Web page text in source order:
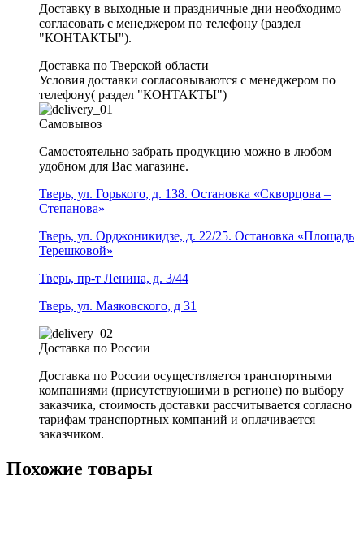
Доставку в выходные и праздничные дни необходимо
согласовать с менеджером по телефону (раздел
"КОНТАКТЫ").
Доставка по Тверской области
Условия доставки согласовываются с менеджером по
телефону( раздел "КОНТАКТЫ")
Самовывоз
Самостоятельно забрать продукцию можно в любом
удобном для Вас магазине.
Тверь, ул. Горького, д. 138. Остановка «Скворцова –
Степанова»
Тверь, ул. Орджоникидзе, д. 22/25. Остановка «Площадь
Терешковой»
Тверь, пр-т Ленина, д. 3/44
Тверь, ул. Маяковского, д 31
Доставка по России
Доставка по России осуществляется транспортными
компаниями (присутствующими в регионе) по выбору
заказчика, стоимость доставки рассчитывается согласно
тарифам транспортных компаний и оплачивается
заказчиком.
Похожие товары